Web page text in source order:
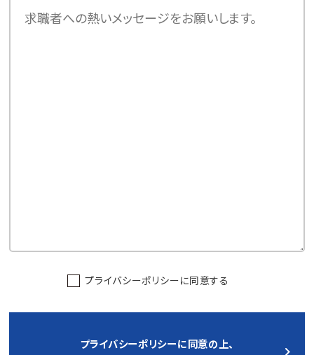
プライバシーポリシーに同意する
プライバシーポリシーに同意の上、